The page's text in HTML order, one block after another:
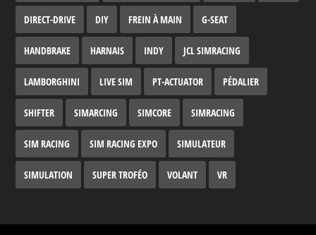
DIRECT-DRIVE DIY FREIN À MAIN G-SEAT
HANDBRAKE HARNAIS INDY JCL SIMRACING
LAMBORGHINI LIVE SIM PT-ACTUATOR PÉDALIER
SHIFTER SIMARCING SIMCORE SIMRACING
SIM RACING SIM RACING EXPO SIMULATEUR
SIMULATION SUPER TROFÉO VOLANT VR